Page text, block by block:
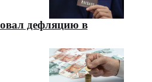
дефляцию в